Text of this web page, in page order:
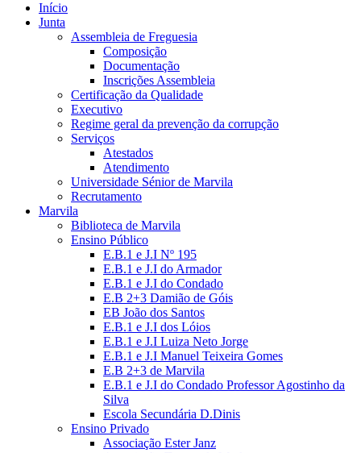
Início
Junta
Assembleia de Freguesia
Composição
Documentação
Inscrições Assembleia
Certificação da Qualidade
Executivo
Regime geral da prevenção da corrupção
Serviços
Atestados
Atendimento
Universidade Sénior de Marvila
Recrutamento
Marvila
Biblioteca de Marvila
Ensino Público
E.B.1 e J.I Nº 195
E.B.1 e J.I do Armador
E.B.1 e J.I do Condado
E.B 2+3 Damião de Góis
EB João dos Santos
E.B.1 e J.I dos Lóios
E.B.1 e J.I Luiza Neto Jorge
E.B.1 e J.I Manuel Teixeira Gomes
E.B 2+3 de Marvila
E.B.1 e J.I do Condado Professor Agostinho da
Silva
Escola Secundária D.Dinis
Ensino Privado
Associação Ester Janz